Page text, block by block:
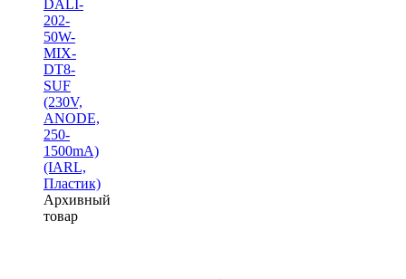
DALI-
202-
50W-
MIX-
DT8-
SUF
(230V,
ANODE,
250-
1500mА)
(IARL,
Пластик)
Архивный
товар